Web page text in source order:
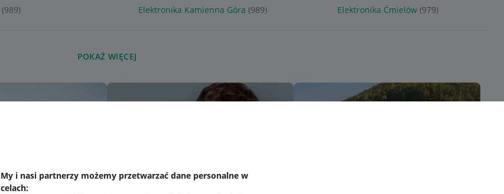
My i nasi partnerzy możemy przetwarzać dane personalne w
celach:
(989) Elektronika Kamienna Góra (989) Elektronika Ćmielów (979)
POKAŻ WIĘCEJ